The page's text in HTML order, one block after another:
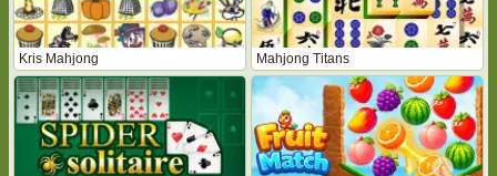
Kris Mahjong Mahjong Titans